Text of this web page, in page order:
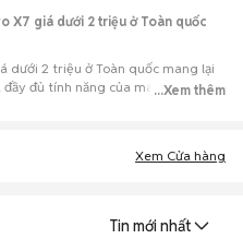
X7 giá dưới 2 triệu ở Toàn quốc
dưới 2 triệu ở Toàn quốc mang lại
đủ tính năng của máy nhưng với
nhu cầu cần máy đẹp keng đến
bảo máy không có lỗi phát sinh.
...Xem thêm
Xem Cửa hàng
Tin mới nhất